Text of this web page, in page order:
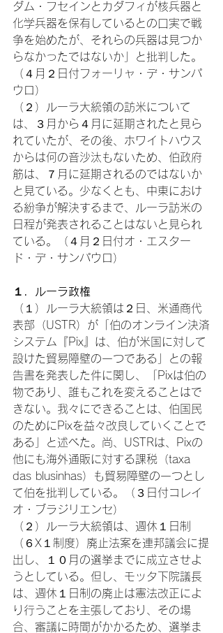
ダム・フセインとカダフィが核兵器と
化学兵器を保有しているとの口実で戦
争を始めたが、それらの兵器は見つか
らなかったではないか」と批判した。
（４月２日付フォーリャ・デ・サンパ
ウロ）
（２）ルーラ大統領の訪米について
は、３月から４月に延期されたと見ら
れていたが、その後、ホワイトハウス
からは何の音沙汰もないため、伯政府
筋は、７月に延期されるのではないか
と見ている。少なくとも、中東におけ
る紛争が解決するまで、ルーラ訪米の
日程が発表されることはないと見られ
ている。（４月２日付オ・エスター
ド・デ・サンパウロ）
１．ルーラ政権
（１）ルーラ大統領は２日、米通商代
表部（USTR）が「伯のオンライン決済
システム『Pix』は、伯が米国に対して
設けた貿易障壁の一つである」との報
告書を発表した件に関し、「Pixは伯の
物であり、誰もこれを変えることはで
きない。我々にできることは、伯国民
のためにPixを益々改良していくことで
ある」と述べた。尚、USTRは、Pixの
他にも海外通販に対する課税（taxa
das blusinhas）も貿易障壁の一つとし
て伯を批判している。（３日付コレイ
オ・ブラジリエンセ）
（２）ルーラ大統領は、週休１日制
（６X１制度）廃止法案を連邦議会に提
出し、１０月の選挙までに成立させよ
うとしている。但し、モッタ下院議長
は、週休１日制の廃止は憲法改正によ
り行うことを主張しており、その場
合、審議に時間がかかるため、選挙ま